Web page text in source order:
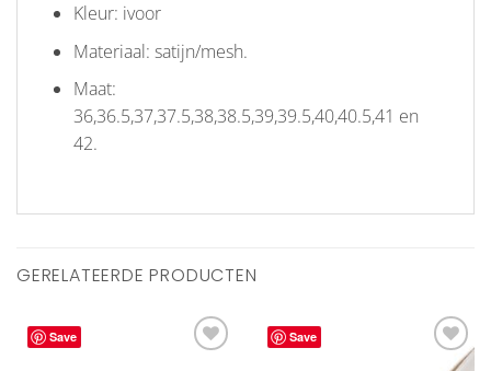
Kleur: ivoor
Materiaal: satijn/mesh.
Maat:
36,36.5,37,37.5,38,38.5,39,39.5,40,40.5,41 en
42.
GERELATEERDE PRODUCTEN
Save
Save